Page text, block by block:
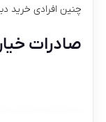
چنین افرادی خرید دبه های ۸ کیلویی می
صادرات